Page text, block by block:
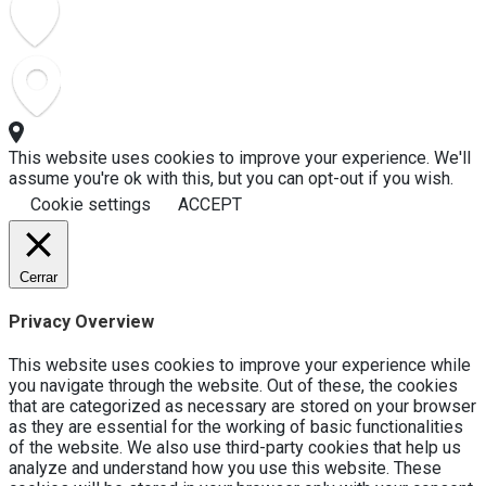
This website uses cookies to improve your experience. We'll
assume you're ok with this, but you can opt-out if you wish.
Cookie settings
ACCEPT
Cerrar
Privacy Overview
This website uses cookies to improve your experience while
you navigate through the website. Out of these, the cookies
that are categorized as necessary are stored on your browser
as they are essential for the working of basic functionalities
of the website. We also use third-party cookies that help us
analyze and understand how you use this website. These